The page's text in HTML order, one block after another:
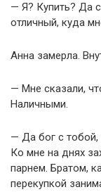
— Я? Купить? Да
отличный, куда
Анна замерла.
— Мне сказали,
Наличными.
— Да бог с
Ко мне на днях
парнем. Братом,
перекупкой